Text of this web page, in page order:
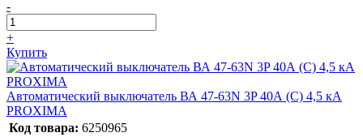
-
+
Купить
Автоматический выключатель ВА 47-63N 3P 40А (C) 4,5 кА
PROXIMA
Код товара: 6250965